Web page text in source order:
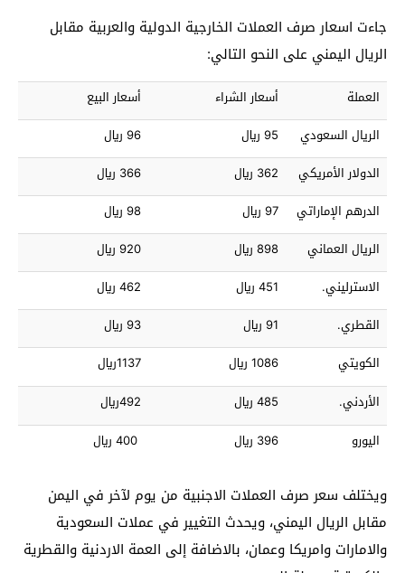
جاءت اسعار صرف العملات الخارجية الدولية والعربية مقابل
الريال اليمني على النحو التالي:
العملة أسعار الشراء
أسعار البيع
الريال السعودي
95 ريال
96 ريال
الدولار الأمريكي
362 ريال
366 ريال
الدرهم الإماراتي
97 ريال
98 ريال
الريال العماني
898 ريال
920 ريال
الاسترليني.
451 ريال
462 ريال
القطري.
91 ريال
93 ريال
الكويتي
1086 ريال
1137ريال
الأردني.
485 ريال
492ريال
اليورو
396 ريال
ويختلف سعر صرف العملات الاجنبية من يوم لآخر في اليمن
مقابل الريال اليمني، ويحدث التغيير في عملات السعودية
والامارات وامريكا وعمان، بالاضافة إلى العمة الاردنية والقطرية